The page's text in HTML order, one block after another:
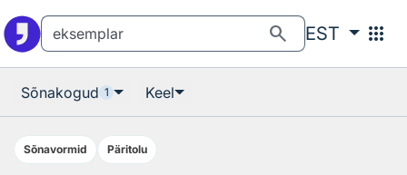
search EST apps
Sõnakogud 1 Keel
Sõnavormid Päritolu